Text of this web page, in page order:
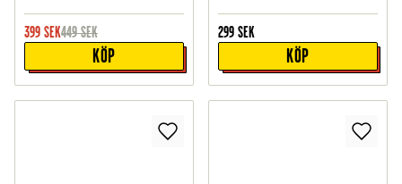
399 SEK449 SEK
KÖP
299 SEK
KÖP